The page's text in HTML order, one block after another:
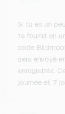
Si tu es un
te fournit en
code
sera envoyé
enregistrée.
journée et 7